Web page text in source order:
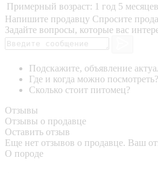
Примерный возраст: 1 год 5
Напишите продавцу Спросите
Задайте вопросы, которые вас
Подскажите, объявление
Где и когда можно посмотреть?
Сколько стоит питомец?
Отзывы
Отзывы о продавце
Оставить отзыв
Еще нет отзывов о продавце. Ваш
О породе